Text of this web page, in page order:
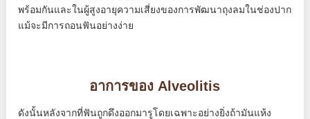
พร้อมกันและในผู้สูงอายุความเสี่ยงของการพัฒนาถุงลมในช่องปาก
แม้จะมีการถอนฟันอย่างง่าย
อาการของ Alveolitis
ดังนั้นหลังจากที่ฟันถูกดึงออกมารูโดยเฉพาะอย่างยิ่งถ้ามันแห้ง